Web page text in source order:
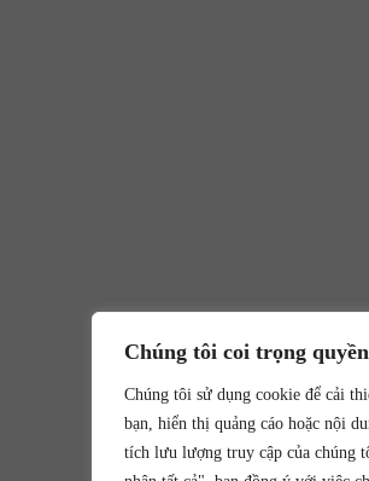
Chúng tôi coi trọng
Chúng tôi sử dụng cookie để cải
bạn, hiển thị quảng cáo hoặc nội
tích lưu lượng truy cập của chúng